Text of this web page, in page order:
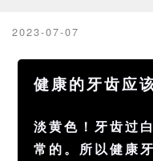
2023-07-07
健康的牙齿应
淡黄色！牙齿过
常的。所以健康